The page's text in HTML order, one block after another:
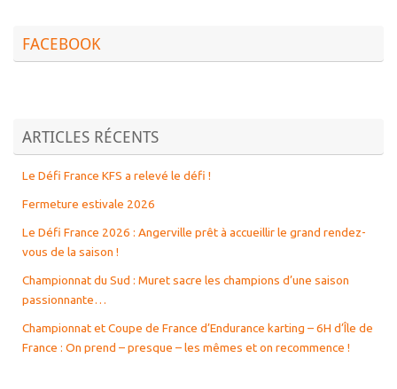
FACEBOOK
ARTICLES RÉCENTS
Le Défi France KFS a relevé le défi !
Fermeture estivale 2026
Le Défi France 2026 : Angerville prêt à accueillir le grand rendez-
vous de la saison !
Championnat du Sud : Muret sacre les champions d’une saison
passionnante…
Championnat et Coupe de France d’Endurance karting – 6H d’Île de
France : On prend – presque – les mêmes et on recommence !